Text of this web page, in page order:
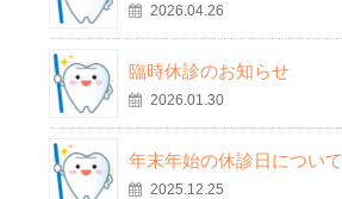
2026.04.26
臨時休診のお知らせ
2026.01.30
年末年始の休診日について
2025.12.25